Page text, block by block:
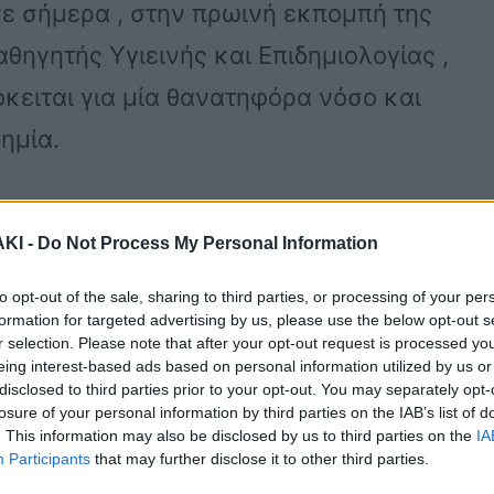
- Do Not Process My Personal Information
opt-out of the sale, sharing to third parties, or processing of your
for targeted advertising by us, please use the below opt-out
selection. Please note that after your opt-out request is processed
interest-based ads based on personal information utilized by us
to third parties prior to your opt-out. You may separately
of your personal information by third parties on the IAB’s list of
This information may also be disclosed by us to third parties on the
Participants that may further disclose it to other third parties.
σήμερα , στην πρωινή εκπομπή της
Υγιεινής και Επιδημιολογίας ,
για μία θανατηφόρα νόσο και
Μαγιορκίνης τόνισε ότι «δεν
αυτό αλλά είναι πιθανό, σαν να
ότι κάποια στιγμή θα συμβεί.
ξανά και ξανά και πρέπει
το σύστημα υγείας και τις
προσωπικό θέλει πάνω από